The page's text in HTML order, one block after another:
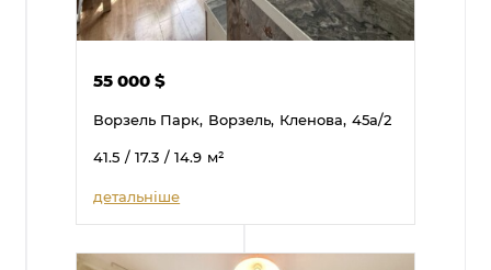
55 000$
Ворзель Парк, Ворзель, Кленова, 45а/2
41.5 / 17.3 / 14.9 м²
детальніше